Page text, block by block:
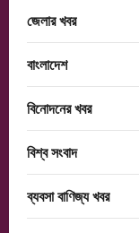
জেলার খবর
বাংলাদেশ
বিনোদনের খবর
বিশ্ব সংবাদ
ব্যবসা বাণিজ্য খবর